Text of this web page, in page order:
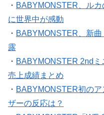
に世界中が感動
・BABYMONSTER、新曲
・
売上成績まとめ
・BABYMONSTER初のア
ザーの反応は？
・BABYMONSTER「WE